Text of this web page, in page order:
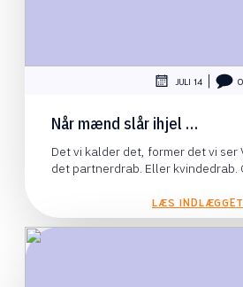
JULI 14 0
Når mænd slår ihjel …
Det vi kalder det, former det vi ser
det partnerdrab. Eller kvindedrab.
LÆS INDLÆGGET